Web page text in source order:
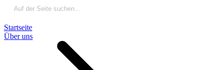
Startseite
Über uns